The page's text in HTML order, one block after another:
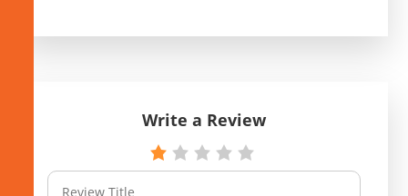
Write a Review